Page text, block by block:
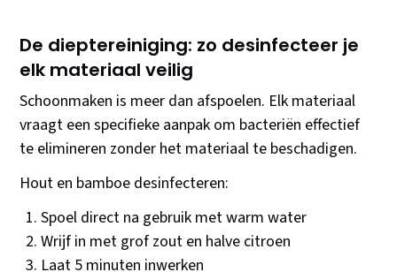
De dieptereiniging: zo desinfecteer je
elk materiaal veilig
Schoonmaken is meer dan afspoelen. Elk materiaal
vraagt een specifieke aanpak om bacteriën effectief
te elimineren zonder het materiaal te beschadigen.
Hout en bamboe desinfecteren:
Spoel direct na gebruik met warm water
Wrijf in met grof zout en halve citroen
Laat 5 minuten inwerken